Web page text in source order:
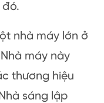
đó.
nhà máy lớn ở
máy này
thương hiệu
sáng lập